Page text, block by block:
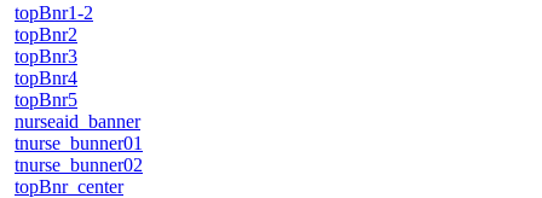
topBnr1-2
topBnr2
topBnr3
topBnr4
topBnr5
nurseaid_banner
tnurse_bunner01
tnurse_bunner02
topBnr_center